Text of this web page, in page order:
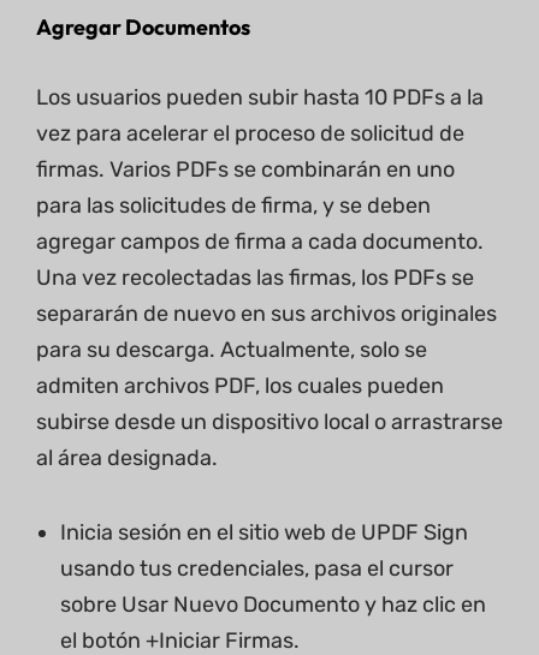
Agregar Documentos
Los usuarios pueden subir hasta 10 PDFs a la
vez para acelerar el proceso de solicitud de
firmas. Varios PDFs se combinarán en uno
para las solicitudes de firma, y se deben
agregar campos de firma a cada documento.
Una vez recolectadas las firmas, los PDFs se
separarán de nuevo en sus archivos originales
para su descarga. Actualmente, solo se
admiten archivos PDF, los cuales pueden
subirse desde un dispositivo local o arrastrarse
al área designada.
Inicia sesión en el sitio web de UPDF Sign
usando tus credenciales, pasa el cursor
sobre Usar Nuevo Documento y haz clic en
el botón +Iniciar Firmas.